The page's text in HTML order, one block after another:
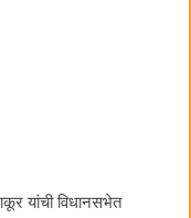
यांची विधानसभेत